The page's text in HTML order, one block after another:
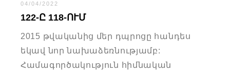
04/04/2022
122-Ը 118-ՈՒՄ
2015 թվականից մեր դպրոցը հանդես
եկավ նոր նախաձեռնությամբ:
Համագործակություն հիմնական